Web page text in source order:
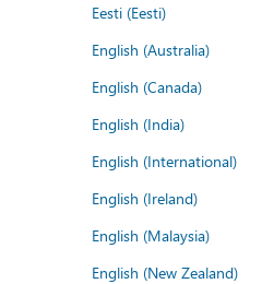
Eesti (Eesti)
English (Australia)
English (Canada)
English (India)
English (International)
English (Ireland)
English (Malaysia)
English (New Zealand)